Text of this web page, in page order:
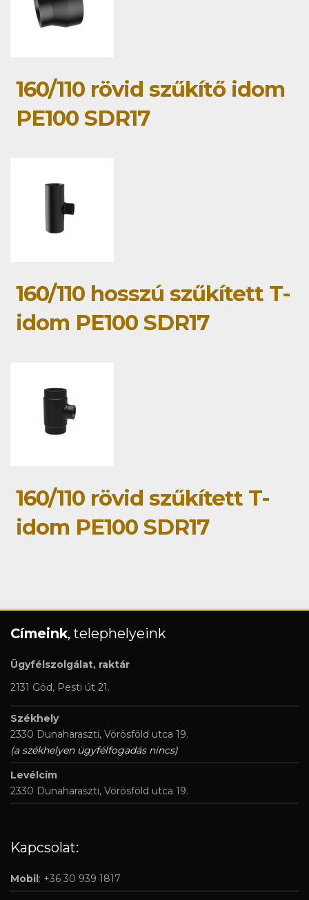
160/110 rövid szűkítő idom
PE100 SDR17
160/110 hosszú szűkített T-
idom PE100 SDR17
160/110 rövid szűkített T-
idom PE100 SDR17
Címeink, telephelyeink
Ügyfélszolgálat, raktár
2131 Göd, Pesti út 21.
Székhely
2330 Dunaharaszti, Vörösföld utca 19.
(a székhelyen ügyfélfogadás nincs)
Levélcím
2330 Dunaharaszti, Vörösföld utca 19.
Kapcsolat:
Mobil: +36 30 939 1817